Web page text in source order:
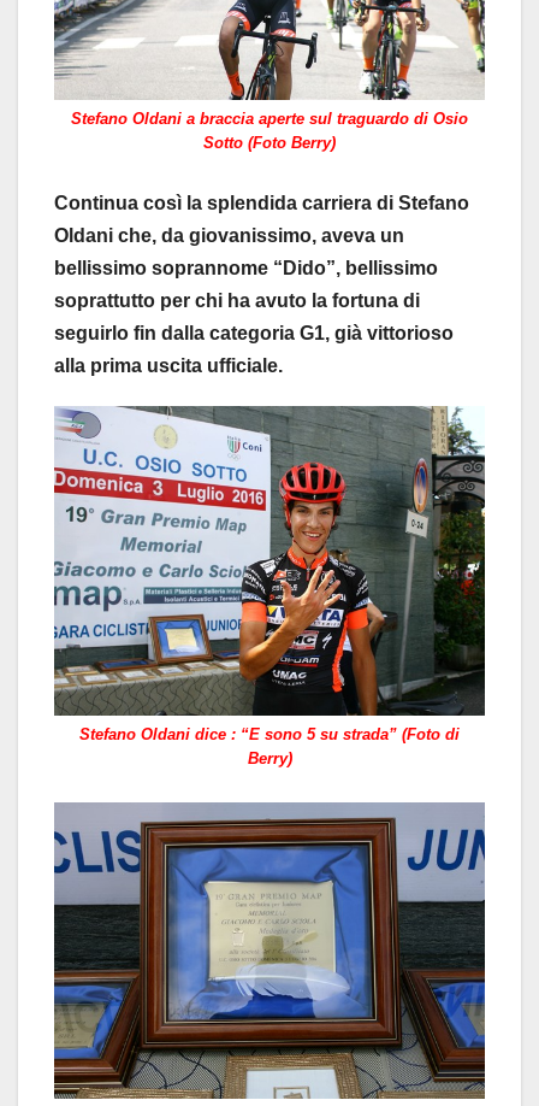
Stefano Oldani a braccia aperte sul traguardo di Osio
Sotto (Foto Berry)
Continua così la splendida carriera di Stefano
Oldani che, da giovanissimo, aveva un
bellissimo soprannome “Dido”, bellissimo
soprattutto per chi ha avuto la fortuna di
seguirlo fin dalla categoria G1, già vittorioso
alla prima uscita ufficiale.
Stefano Oldani dice : “E sono 5 su strada” (Foto di
Berry)